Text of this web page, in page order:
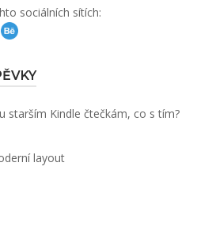
sociálních sítích:
starším Kindle čtečkám, co s tím?
layout